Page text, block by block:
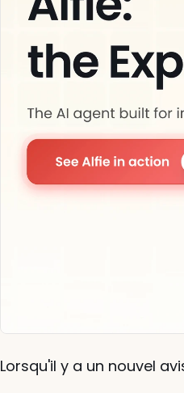
Lorsqu'il y a un nouvel